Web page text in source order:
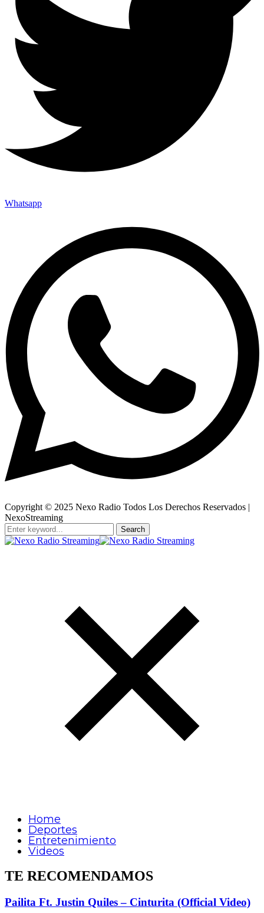
Whatsapp
Copyright © 2025 Nexo Radio Todos Los Derechos Reservados |
NexoStreaming
Search
Home
Deportes
Entretenimiento
Videos
TE RECOMENDAMOS
Pailita Ft. Justin Quiles – Cinturita (Official Video)